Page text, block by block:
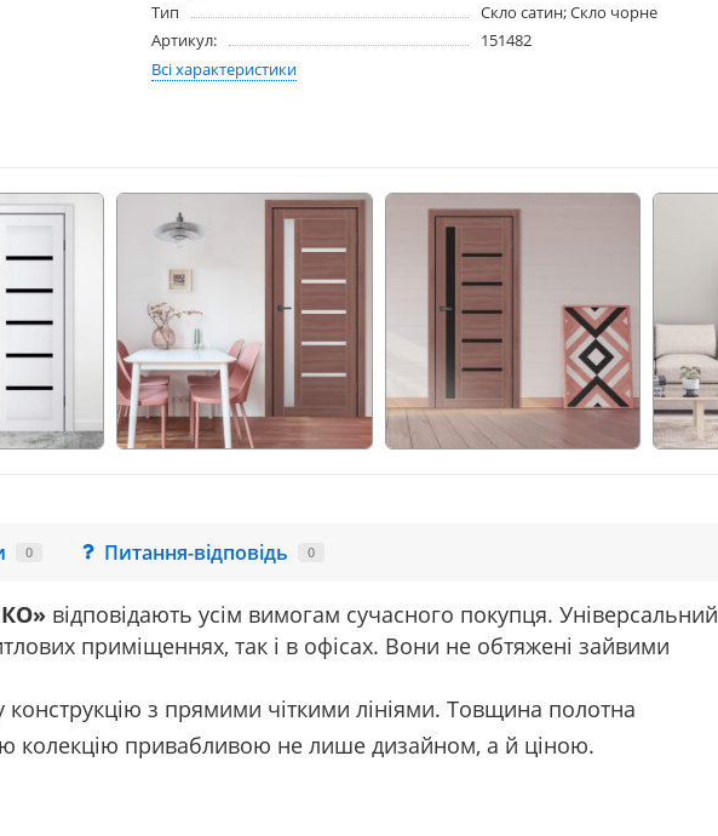
Тип
Скло сатин; Скло чорне
Артикул:
151482
Всі характеристики
0 Питання-відповідь 0
відповідають усім вимогам сучасного покупця. Універсальний
приміщеннях, так і в офісах. Вони не обтяжені зайвими
конструкцію з прямими чіткими лініями. Товщина полотна
колекцію привабливою не лише дизайном, а й ціною.